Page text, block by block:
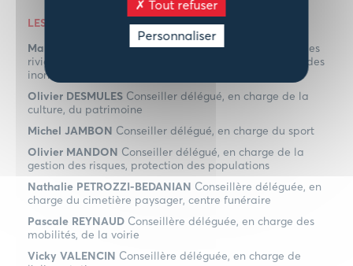
Tout refuser
Personnaliser
LES CONSEILLERS DÉLÉGUÉS
Marielle DESMULESConseillère déléguée, en charge des
rivières, gestion des milieux aquatiques et prévention des
inondations
Olivier DESMULES Conseiller délégué, en charge de la
culture, du patrimoine
Michel JAMBON Conseiller délégué, en charge du sport
Olivier MANDON Conseiller délégué, en charge de la
gestion des risques, protection des populations
Nathalie PETROZZI-BEDANIAN Conseillère déléguée, en
charge du cimetière paysager, centre funéraire
Pascale REYNAUD Conseillère déléguée, en charge des
mobilités, de la voirie
Vicky VALENCIN Conseillère déléguée, en charge de